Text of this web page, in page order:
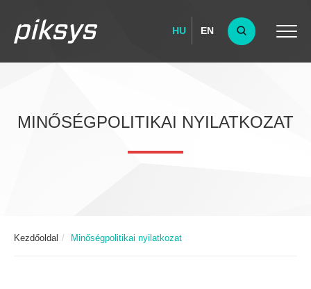
HU EN
MINŐSÉGPOLITIKAI NYILATKOZAT
Kezdőoldal Minőségpolitikai nyilatkozat